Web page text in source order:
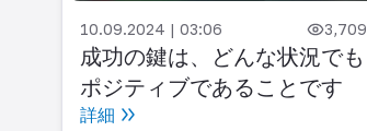
10.09.2024 | 03:06 3,709
成功の鍵は、どんな状況でも
ポジティブであることです
詳細